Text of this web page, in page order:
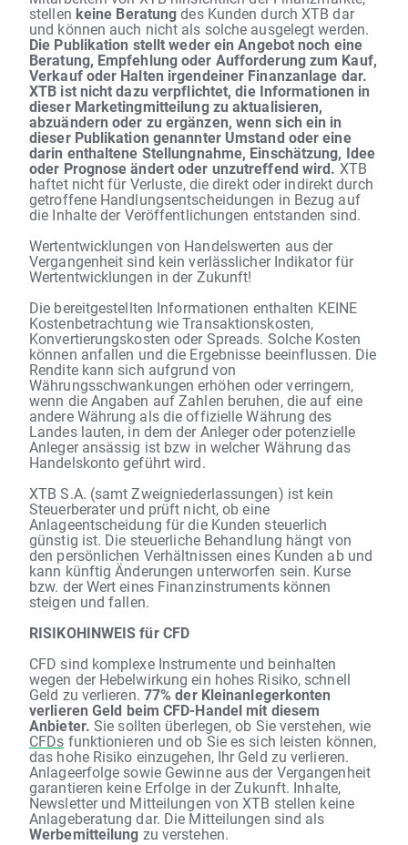
stellen keine Beratungdes Kunden durch XTB dar
und können auch nicht als solche ausgelegt werden.
Die Publikation stellt weder ein Angebot noch eine
Beratung, Empfehlung oder Aufforderung zum Kauf,
Verkauf oder Halten irgendeiner Finanzanlage dar.
XTB ist nicht dazu verpflichtet, die Informationen in
dieser Marketingmitteilung zu aktualisieren,
abzuändern oder zu ergänzen, wenn sich ein in
dieser Publikation genannter Umstand oder eine
darin enthaltene Stellungnahme, Einschätzung, Idee
oder Prognose ändert oder unzutreffend wird. XTB
haftet nicht für Verluste, die direkt oder indirekt durch
getroffene Handlungsentscheidungen in Bezug auf
die Inhalte der Veröffentlichungen entstanden sind.
Wertentwicklungen von Handelswerten aus der
Vergangenheit sind kein verlässlicher Indikator für
Wertentwicklungen in der Zukunft!
Die bereitgestellten Informationen enthalten KEINE
Kostenbetrachtung wie Transaktionskosten,
Konvertierungskosten oder Spreads. Solche Kosten
können anfallen und die Ergebnisse beeinflussen. Die
Rendite kann sich aufgrund von
Währungsschwankungen erhöhen oder verringern,
wenn die Angaben auf Zahlen beruhen, die auf eine
andere Währung als die offizielle Währung des
Landes lauten, in dem der Anleger oder potenzielle
Anleger ansässig ist bzw in welcher Währung das
Handelskonto geführt wird.
XTB S.A. (samt Zweigniederlassungen) ist kein
Steuerberater und prüft nicht, ob eine
Anlageentscheidung für die Kunden steuerlich
günstig ist. Die steuerliche Behandlung hängt von
den persönlichen Verhältnissen eines Kunden ab und
kann künftig Änderungen unterworfen sein. Kurse
bzw. der Wert eines Finanzinstruments können
steigen und fallen.
RISIKOHINWEIS für CFD
CFD sind komplexe Instrumente und beinhalten
wegen der Hebelwirkung ein hohes Risiko, schnell
Geld zu verlieren. 77% der Kleinanlegerkonten
verlieren Geld beim CFD-Handel mit diesem
Anbieter. Sie sollten überlegen, ob Sie verstehen, wie
CFDs funktionieren und ob Sie es sich leisten können,
das hohe Risiko einzugehen, Ihr Geld zu verlieren.
Anlageerfolge sowie Gewinne aus der Vergangenheit
garantieren keine Erfolge in der Zukunft. Inhalte,
Newsletter und Mitteilungen von XTB stellen keine
Anlageberatung dar. Die Mitteilungen sind als
Werbemitteilung zu verstehen.